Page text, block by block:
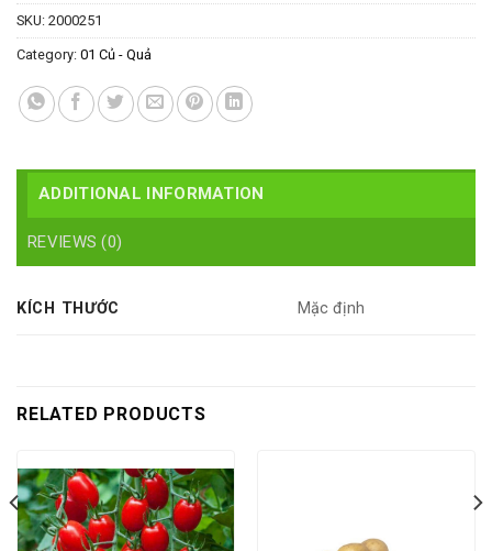
SKU: 2000251
Category: 01 Củ - Quả
ADDITIONAL INFORMATION
REVIEWS (0)
KÍCH THƯỚC Mặc định
RELATED PRODUCTS